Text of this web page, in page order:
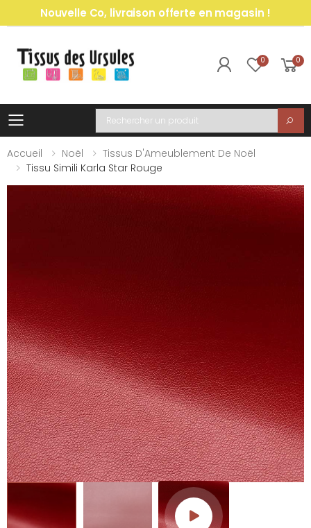
Nouvelle Co, livraison offerte en magasin !
0 0
Toggle mobile menu
Recherche
Accueil
Noël
Tissus D'Ameublement De Noël
Tissu Simili Karla Star Rouge